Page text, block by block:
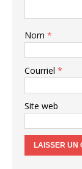
Nom *
Courriel *
Site web